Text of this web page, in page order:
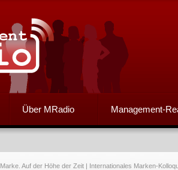
Über MRadio Management-
Marke. Auf der Höhe der Zeit | Internationales Marken-